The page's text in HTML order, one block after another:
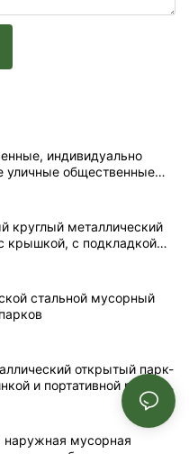
индивидуально
уличные общественные
мусорными баками из
вместимостью, защитой
круглый металлический
крышкой, с подкладкой
и очистки.
стальной мусорный
открытый парк-
и портативной рамой,
торговых центров,
террасов и патио,
наружная мусорная